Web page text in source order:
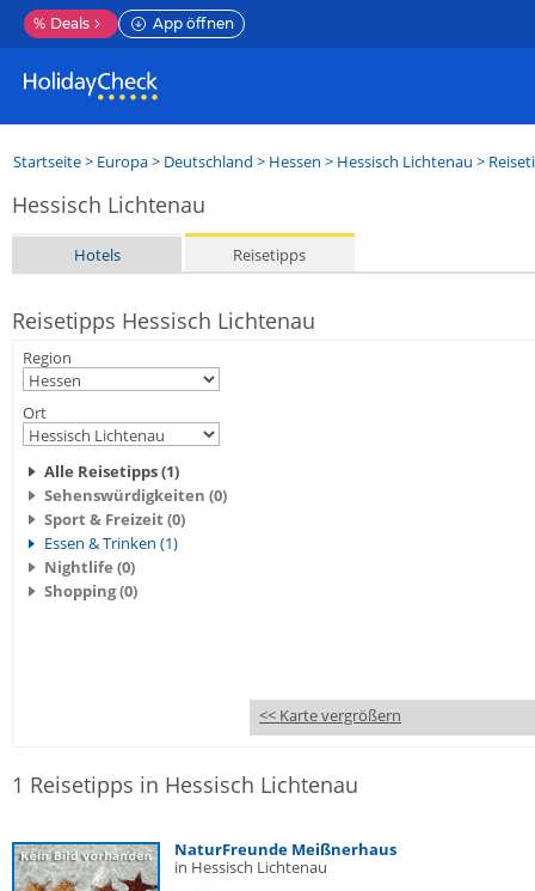
% Deals App öffnen
Startseite> Europa> Deutschland > Hessen > Hessisch Lichtenau >
Hessisch Lichtenau
Hotels Reisetipps
Reisetipps Hessisch Lichtenau
Region
Ort
Alle Reisetipps (1)
Sehenswürdigkeiten (0)
Sport & Freizeit (0)
Essen & Trinken (1)
Nightlife (0)
Shopping (0)
<< Karte vergrößern
1 Reisetipps in Hessisch Lichtenau
NaturFreunde Meißnerhaus
in Hessisch Lichtenau